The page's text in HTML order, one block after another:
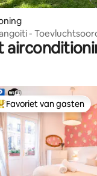
van 4,85 uit 5,
-
van gasten
Favoriet van gasten